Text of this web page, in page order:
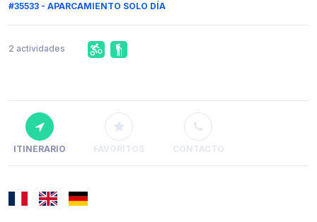
#35533 - APARCAMIENTO SOLO DÍA
2 actividades
ITINERARIO FAVORITOS CONTACTO